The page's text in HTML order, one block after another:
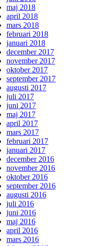
maj 2018
april 2018
mars 2018
februari 2018
januari 2018
december 2017
november 2017
oktober 2017
september 2017
augusti 2017
juli 2017
juni 2017
maj 2017
april 2017
mars 2017
februari 2017
januari 2017
december 2016
november 2016
oktober 2016
september 2016
augusti 2016
juli 2016
juni 2016
maj 2016
april 2016
mars 2016